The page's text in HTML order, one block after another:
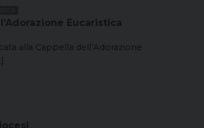
Eucaristica
alla Cappella dell’Adorazione